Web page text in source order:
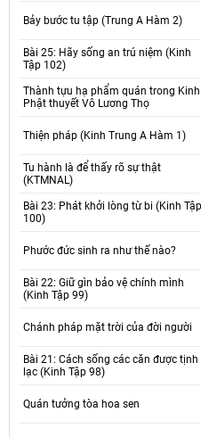
Bảy bước tu tập (Trung A Hàm 2)
Bài 25: Hãy sống an trú niệm (Kinh
Tập 102)
Thành tựu hạ phẩm quán trong Kinh
Phật thuyết Vô Lương Thọ
Thiện pháp (Kinh Trung A Hàm 1)
Tu hành là để thấy rõ sự thật
(KTMNAL)
Bài 23: Phát khởi lòng từ bi (Kinh Tập
100)
Phước đức sinh ra như thế nào?
Bài 22: Giữ gìn bảo vệ chính mình
(Kinh Tập 99)
Chánh pháp mặt trời của đời người
Bài 21: Cách sống các căn được tịnh
lạc (Kinh Tập 98)
Quán tưởng tòa hoa sen